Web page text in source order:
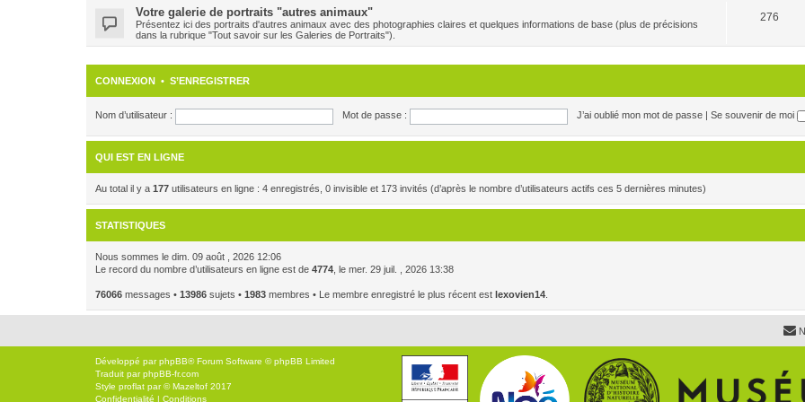
Votre galerie de portraits "autres animaux"
Présentez ici des portraits d'autres animaux avec des photographies claires et quelques informations de base (plus de précisions
dans la rubrique "Tout savoir sur les Galeries de Portraits").
276
CONNEXION • S’ENREGISTRER
Nom d’utilisateur : Mot de passe : J’ai oublié mon mot de passe Se souvenir de moi
QUI EST EN LIGNE
Au total il y a 177 utilisateurs en ligne : 4 enregistrés, 0 invisible et 173 invités (d’après le nombre d’utilisateurs actifs ces 5 dernières minutes)
STATISTIQUES
Nous sommes le dim. 09 août , 2026 12:06
Le record du nombre d’utilisateurs en ligne est de 4774 , le mer. 29 juil. , 2026 13:38
76066 messages • 13986 sujets • 1983 membres • Le membre enregistré le plus récent est lexovien14
Développé parphpBB® Forum Software © phpBB Limited
Traduit parphpBB-fr.com
Style proflat par ©Mazeltof 2017
Confidentialité | Conditions